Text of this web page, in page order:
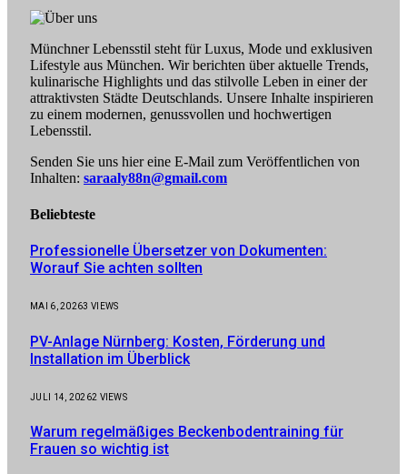
Münchner Lebensstil steht für Luxus, Mode und exklusiven
Lifestyle aus München. Wir berichten über aktuelle Trends,
kulinarische Highlights und das stilvolle Leben in einer der
attraktivsten Städte Deutschlands. Unsere Inhalte inspirieren
zu einem modernen, genussvollen und hochwertigen
Lebensstil.
Senden Sie uns hier eine E-Mail zum Veröffentlichen von
Inhalten: saraaly88n@gmail.com
Beliebteste
Professionelle Übersetzer von Dokumenten:
Worauf Sie achten sollten
MAI 6, 20263 VIEWS
PV-Anlage Nürnberg: Kosten, Förderung und
Installation im Überblick
JULI 14, 20262 VIEWS
Warum regelmäßiges Beckenbodentraining für
Frauen so wichtig ist